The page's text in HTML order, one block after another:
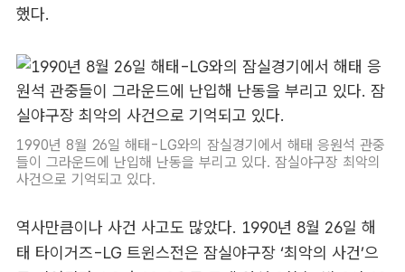
했다.
1990년 8월 26일 해태-LG와의 잠실경기에서 해태 응원석 관중
들이 그라운드에 난입해 난동을 부리고 있다. 잠실야구장 최악의
사건으로 기억되고 있다.
역사만큼이나 사건 사고도 많았다. 1990년 8월 26일 해
태 타이거즈-LG 트윈스전은 잠실야구장 ‘최악의 사건’으